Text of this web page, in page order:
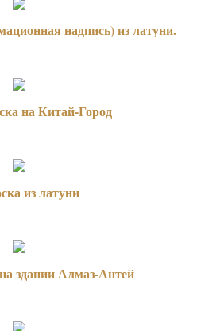
надпись) из латуни.
на Китай-Город
из латуни
здании Алмаз-Антей